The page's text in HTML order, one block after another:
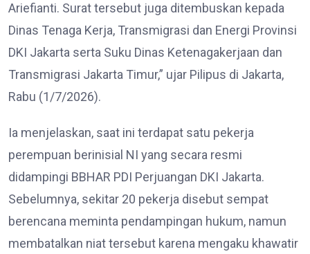
Ariefianti. Surat tersebut juga ditembuskan kepada
Dinas Tenaga Kerja, Transmigrasi dan Energi Provinsi
DKI Jakarta serta Suku Dinas Ketenagakerjaan dan
Transmigrasi Jakarta Timur,” ujar Pilipus di Jakarta,
Rabu (1/7/2026).
Ia menjelaskan, saat ini terdapat satu pekerja
perempuan berinisial NI yang secara resmi
didampingi BBHAR PDI Perjuangan DKI Jakarta.
Sebelumnya, sekitar 20 pekerja disebut sempat
berencana meminta pendampingan hukum, namun
membatalkan niat tersebut karena mengaku khawatir